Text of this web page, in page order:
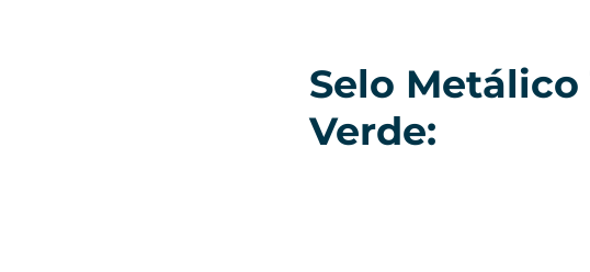
Selo Metálico
Verde: